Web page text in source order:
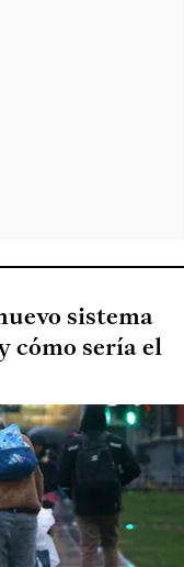
sistema
cómo sería el